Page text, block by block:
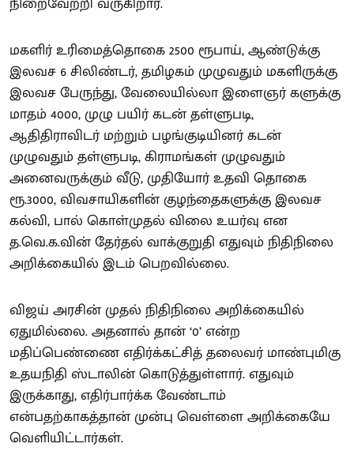
மகளிர் உரிமைத்தொகை 2500 ரூபாய், ஆண்டுக்கு
இலவச 6 சிலிண்டர், தமிழகம் முழுவதும் மகளிருக்கு
இலவச பேருந்து, வேலையில்லா இளைஞர் களுக்கு
மாதம் 4000, முழு பயிர் கடன் தள்ளுபடி,
ஆதிதிராவிடர் மற்றும் பழங்குடியினர் கடன்
முழுவதும் தள்ளுபடி, கிராமங்கள் முழுவதும்
அனைவருக்கும் வீடு, முதியோர் உதவி தொகை
ரூ.3000, விவசாயிகளின் குழந்தைகளுக்கு இலவச
கல்வி, பால் கொள்முதல் விலை உயர்வு என
த.வெ.க.வின் தேர்தல் வாக்குறுதி எதுவும் நிதிநிலை
அறிக்கையில் இடம் பெறவில்லை.
விஜய் அரசின் முதல் நிதிநிலை அறிக்கையில்
ஏதுமில்லை. அதனால் தான் ‘0’ என்ற
மதிப்பெண்ணை எதிர்க்கட்சித் தலைவர் மாண்புமிகு
உதயநிதி ஸ்டாலின் கொடுத்துள்ளார். எதுவும்
இருக்காது, எதிர்பார்க்க வேண்டாம்
என்பதற்காகத்தான் முன்பு வெள்ளை அறிக்கையே
வெளியிட்டார்கள்.